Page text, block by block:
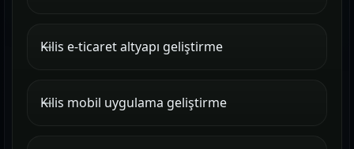
Kilis e-ticaret altyapı geliştirme
Kilis mobil uygulama geliştirme